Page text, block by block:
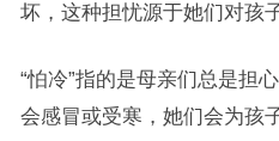
坏，这种担忧源于她们对孩
“怕冷”指的是母亲们总是担
会感冒或受寒，她们会为孩